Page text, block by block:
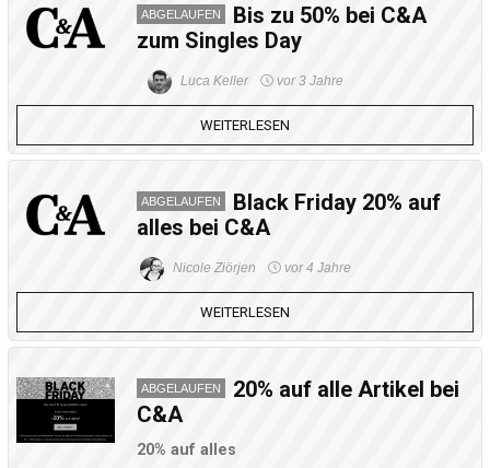
ABGELAUFEN
Bis zu 50% bei C&A
zum Singles Day
Luca Keller vor 3 Jahre
WEITERLESEN
ABGELAUFEN
Black Friday 20% auf
alles bei C&A
Nicole Ziörjen vor 4 Jahre
WEITERLESEN
ABGELAUFEN
20% auf alle Artikel bei
C&A
20% auf alles